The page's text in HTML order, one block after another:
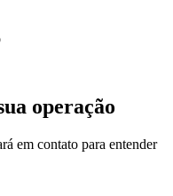
operação
em contato para entender